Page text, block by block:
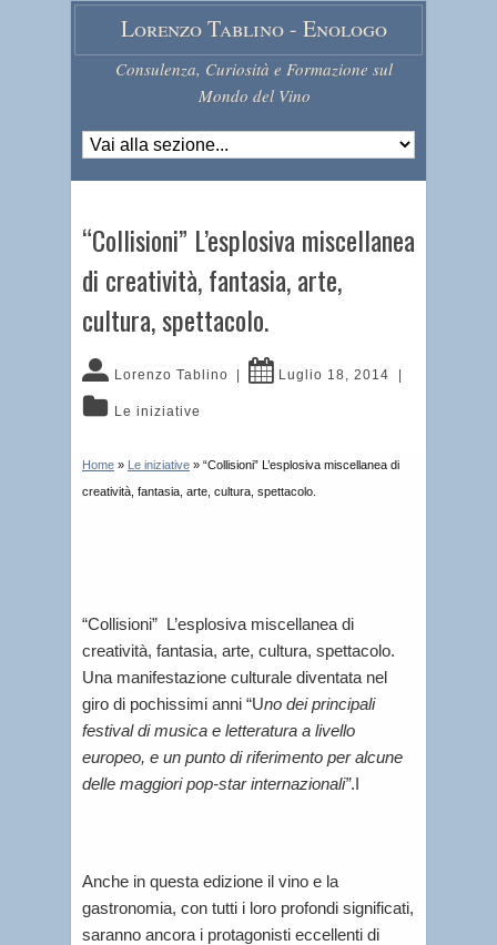
Lorenzo Tablino - Enologo
Consulenza, Curiosità e Formazione sul
Mondo del Vino
“Collisioni” L’esplosiva miscellanea
di creatività, fantasia, arte,
cultura, spettacolo.
Lorenzo Tablino Luglio 18, 2014
Le iniziative
Home » Le iniziative » “Collisioni” L’esplosiva miscellanea di
creatività, fantasia, arte, cultura, spettacolo.
“Collisioni” L’esplosiva miscellanea di
creatività, fantasia, arte, cultura, spettacolo.
Una manifestazione culturale diventata nel
giro di pochissimi anni “Uno dei principali
festival di musica e letteratura a livello
europeo, e un punto di riferimento per alcune
delle maggiori pop-star internazionali”.I
Anche in questa edizione il vino e la
gastronomia, con tutti i loro profondi significati,
saranno ancora i protagonisti eccellenti di